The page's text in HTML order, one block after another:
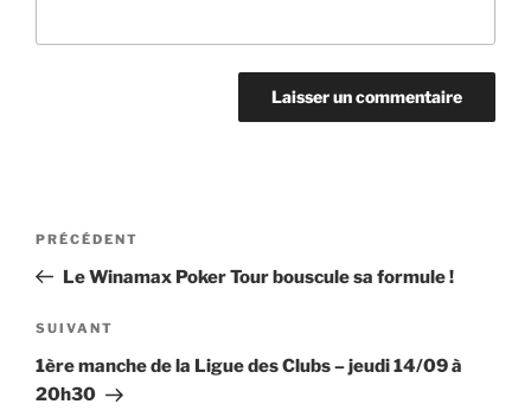
Navigation
l’article
Article
précédent
PRÉCÉDENT
Le Winamax Poker Tour bouscule sa formule !
Article
suivant
SUIVANT
1ère manche de la Ligue des Clubs – jeudi 14/09 à
20h30